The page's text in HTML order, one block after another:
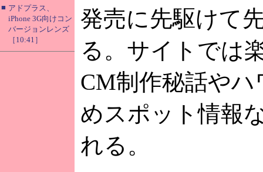
■ アドプラス、
iPhone 3G向けコン
バージョンレンズ
［10:41］
発売に先駆けて
る。サイトでは
CM制作秘話や
めスポット情報
れる。